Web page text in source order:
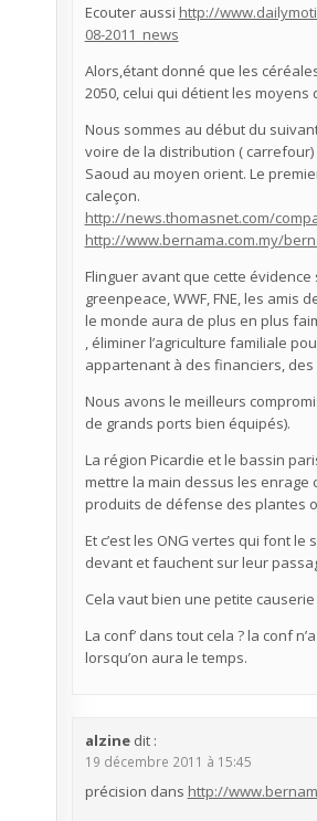
Ecouter aussi http://
08-2011_news
Alors,étant donné que les
2050, celui qui détient les
Nous sommes au début du
voire de la distribution ( carrefour)
Saoud au moyen orient. Le
caleçon.
http://news.thomasnet.com/
http://www.bernama.com.my/
Flinguer avant que cette
greenpeace, WWF, FNE, les
le monde aura de plus en plus
, éliminer l’agriculture familiale
appartenant à des financiers,
Nous avons le meilleurs
de grands ports bien équipés).
La région Picardie et le bassin
mettre la main dessus les enrage
produits de défense des plantes
Et c’est les ONG vertes qui font
devant et fauchent sur leur
Cela vaut bien une petite
La conf’ dans tout cela ? la conf
lorsqu’on aura le temps.
alzine dit :
19 décembre 2011 à 15:45
précision dans http://